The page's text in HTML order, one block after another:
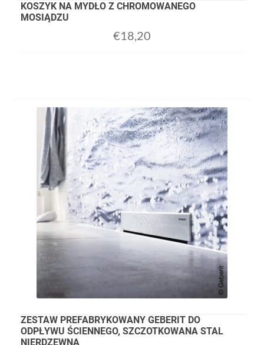
KOSZYK NA MYDŁO Z CHROMOWANEGO
MOSIĄDZU
€18,20
ZESTAW PREFABRYKOWANY GEBERIT DO
ODPŁYWU ŚCIENNEGO, SZCZOTKOWANA STAL
NIERDZEWNA